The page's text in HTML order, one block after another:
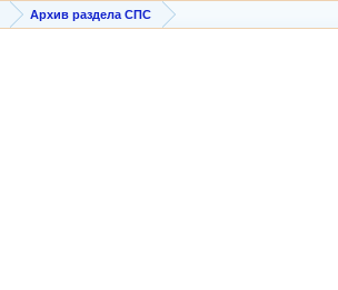
Архив раздела СПС